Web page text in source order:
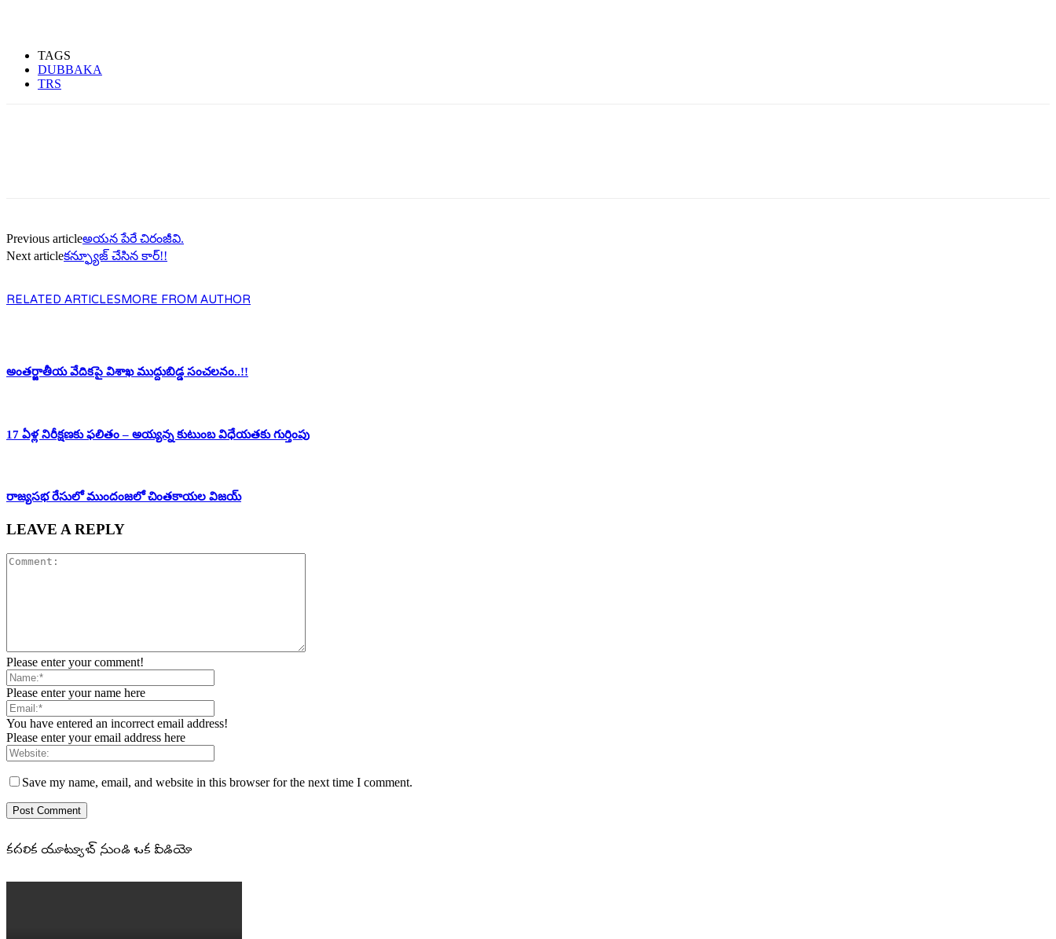
TAGS
DUBBAKA
TRS
Previous articleఅయన పేరే చిరంజీవి.
Next articleకన్ఫ్యూజ్ చేసిన కార్!!
RELATED ARTICLESMORE FROM AUTHOR
అంతర్జాతీయ వేదికపై విశాఖ ముద్దుబిడ్డ సంచలనం..!!
17 ఏళ్ల నిరీక్షణకు ఫలితం – అయ్యన్న కుటుంబ విధేయతకు గుర్తింపు
రాజ్యసభ రేసులో ముందంజలో చింతకాయల విజయ్
LEAVE A REPLY
Please enter your comment!
Please enter your name here
You have entered an incorrect email address!
Please enter your email address here
Save my name, email, and website in this browser for the next time I comment.
కదలిక యూట్యూబ్ నుండి ఒక వీడియో